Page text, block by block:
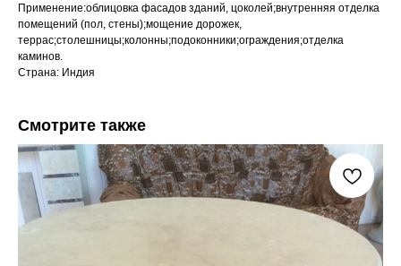
Применение:облицовка фасадов зданий, цоколей;внутренняя отделка
помещений (пол, стены);мощение дорожек,
террас;столешницы;колонны;подоконники;ограждения;отделка
каминов.
Страна: Индия
Смотрите также